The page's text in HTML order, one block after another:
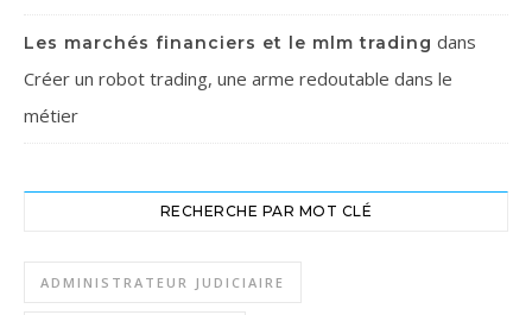
Les marchés financiers et le mlm trading dans
Créer un robot trading, une arme redoutable dans le
métier
RECHERCHE PAR MOT CLÉ
ADMINISTRATEUR JUDICIAIRE